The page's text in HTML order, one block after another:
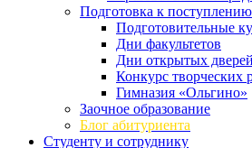
Подготовка к поступлению
Подготовительные
Дни факультетов
Дни открытых дверей
Конкурс творческих
Гимназия «Ольгино»
Заочное образование
Блог абитуриента
Студенту и сотруднику